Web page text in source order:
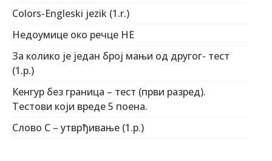
Colors-Engleski jezik (1.r.)
Недоумице око речце НЕ
За колико је један број мањи од другог- тест
(1.р.)
Кенгур без граница – тест (први разред).
Тестови који вреде 5 поена.
Слово С – утврђивање (1.р.)